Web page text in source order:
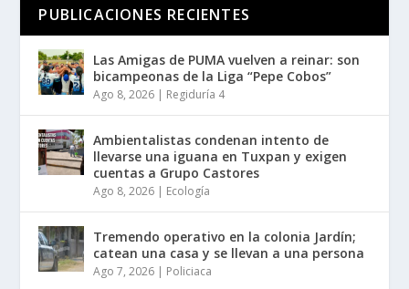
PUBLICACIONES RECIENTES
Las Amigas de PUMA vuelven a reinar: son
bicampeonas de la Liga “Pepe Cobos”
Ago 8, 2026 | Regiduría 4
Ambientalistas condenan intento de
llevarse una iguana en Tuxpan y exigen
cuentas a Grupo Castores
Ago 8, 2026 | Ecología
Tremendo operativo en la colonia Jardín;
catean una casa y se llevan a una persona
Ago 7, 2026 | Policiaca